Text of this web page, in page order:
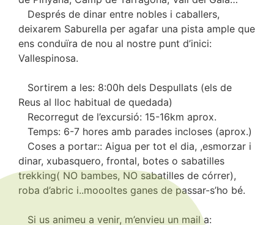
Després de dinar entre nobles i caballers,
deixarem Saburella per agafar una pista ample que
ens conduïra de nou al nostre punt d’inici:
Vallespinosa.
Sortirem a les: 8:00h dels Despullats (els de
Reus al lloc habitual de quedada)
Recorregut de l’excursió: 15-16km aprox.
Temps: 6-7 hores amb parades incloses (aprox.)
Coses a portar:: Aigua per tot el dia, ,esmorzar i
dinar, xubasquero, frontal, botes o sabatilles
trekking( NO bambes, NO sabatilles de córrer),
roba d’abric i..moooltes ganes de passar-s’ho bé.
Si us animeu a venir, m’envieu un mail a: